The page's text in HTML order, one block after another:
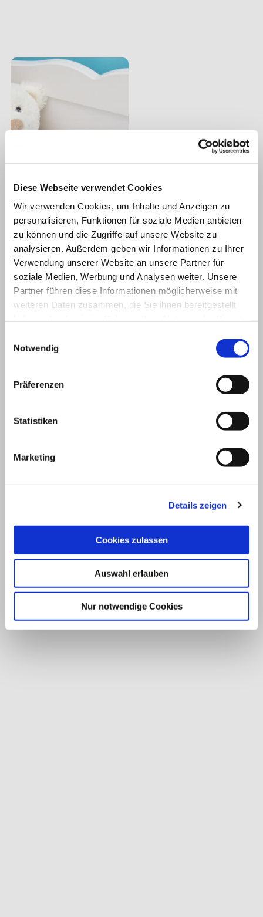
Diese Webseite verwendet Cookies
Wir verwenden Cookies, um Inhalte und Anzeigen zu
personalisieren, Funktionen für soziale Medien anbieten
zu können und die Zugriffe auf unsere Website zu
analysieren. Außerdem geben wir Informationen zu Ihrer
Verwendung unserer Website an unsere Partner für
soziale Medien, Werbung und Analysen weiter. Unsere
Partner führen diese Informationen möglicherweise mit
weiteren Daten zusammen, die Sie ihnen bereitgestellt
Notwendig
Präferenzen
Statistiken
Marketing
Details zeigen
Cookies zulassen
Auswahl erlauben
Nur notwendige Cookies